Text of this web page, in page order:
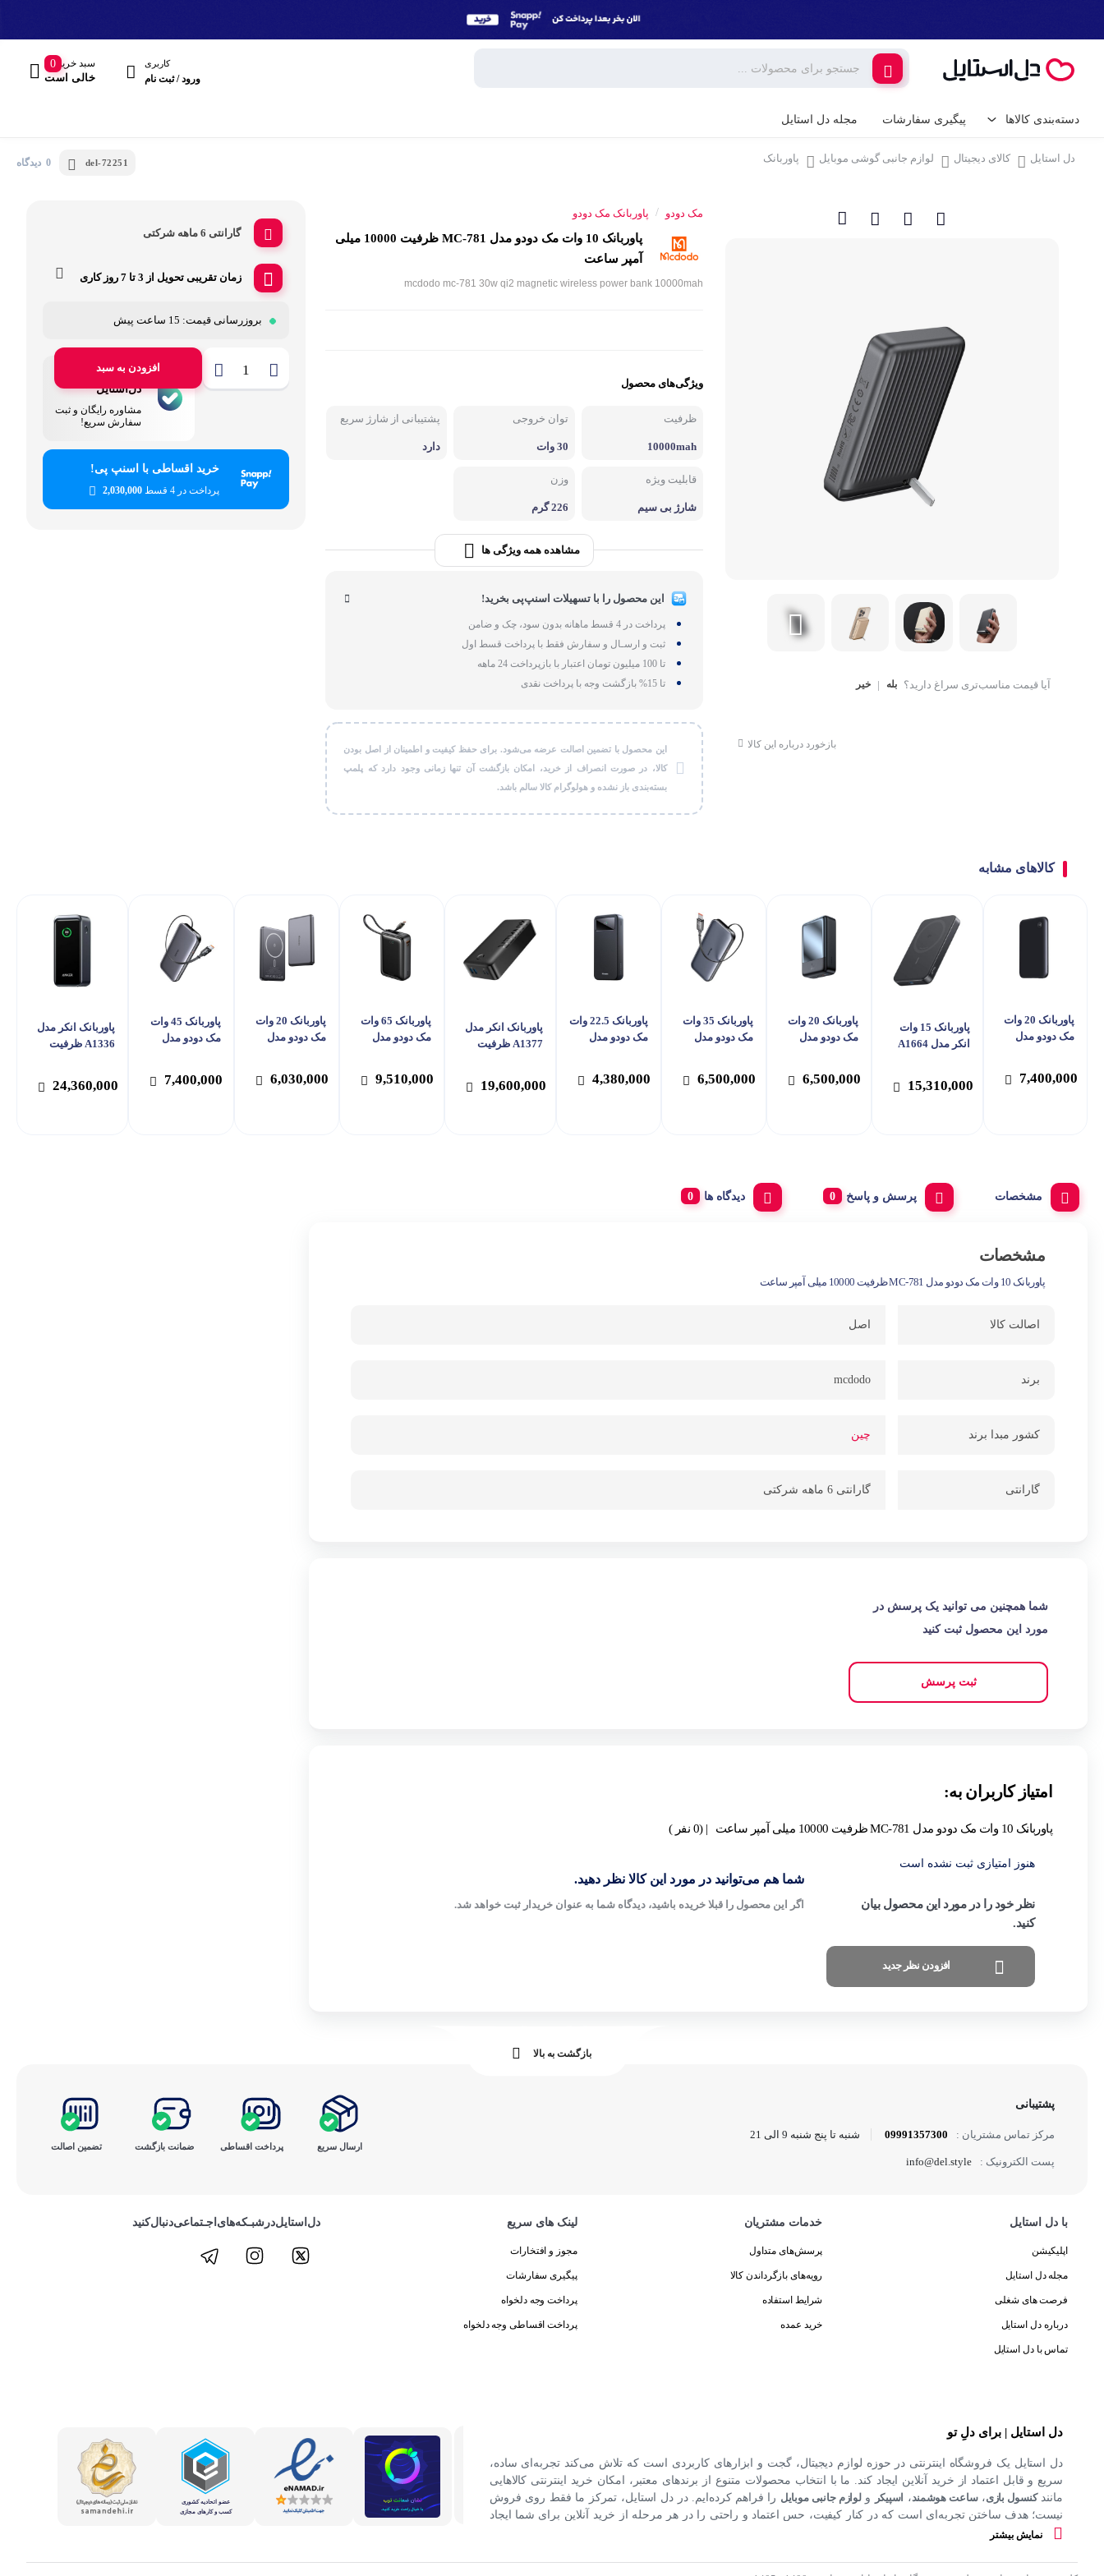
کاربری
ورود / ثبت نام
سبد خرید
خالی است
0
دسته‌بندی کالاها
کالای دیجیتال لوازم جانبی گوشی موبایل
هارد دیسک اکسترنال
گجت و ابزار کاربردی
ابزار آلات و تجهیزات
کتاب، لوازم تحریر و هنر
پیگیری سفارشات مجله دل استایل
دل استایل کالای دیجیتال لوازم جانبی گوشی موبایل پاوربانک del-72251 0 دیدگاه
آیا قیمت مناسب‌تری سراغ دارید؟ بله | خیر
بازخورد درباره این کالا
مک دودو / پاوربانک مک دودو
پاوربانک 10 وات مک دودو مدل MC-781 ظرفیت 10000 میلی
آمپر ساعت
mcdodo mc-781 30w qi2 magnetic wireless power bank 10000mah
ویژگی‌های محصول
ظرفیت
10000mah
توان خروجی
30 وات
پشتیبانی از شارژ سریع
دارد
قابلیت ویژه
شارژ بی سیم
وزن
226 گرم
مشاهده همه ویژگی ها
این محصول را با تسهیلات اسنپ‌پی بخرید!
پرداخت در 4 قسط ماهانه بدون سود، چک و ضامن
ثبت و ارسـال و سفارش فقط با پرداخت قسط اول
تا 100 میلیون تومان اعتبار با بازپرداخت 24 ماهه
تا 15% بازگشت وجه با پرداخت نقدی
این محصول با تضمین اصالت عرضه می‌شود. برای حفظ کیفیت و اطمینان از اصل بودن
کالا، در صورت انصراف از خرید، امکان بازگشت آن تنها زمانی وجود دارد که پلمپ
بسته‌بندی باز نشده و هولوگرام کالا سالم باشد.
گارانتی 6 ماهه شرکتی
زمان تقریبی تحویل از 3 تا 7 روز کاری
بروزرسانی قیمت: 15 ساعت پیش
افزودن به سبد
پشتیبانی
دل‌استایل
مشاوره رایگان و ثبت
سفارش سریع!
خرید اقساطی با اسنپ پی!
پرداخت در 4 قسط 2,030,000
کالاهای مشابه
پاوربانک 20 وات
مک دودو مدل
ساعت
7,400,000
پاوربانک 15 وات
انکر مدل A1664
15,310,000
پاوربانک 20 وات
مک دودو مدل
ساعت
6,500,000
پاوربانک 35 وات
مک دودو مدل
ساعت
6,500,000
پاوربانک 22.5 وات
مک دودو مدل
ساعت
4,380,000
پاوربانک انکر مدل
A1377 ظرفیت
19,600,000
پاوربانک 65 وات
مک دودو مدل
ساعت
9,510,000
پاوربانک 20 وات
مک دودو مدل
ساعت
6,030,000
پاوربانک 45 وات
مک دودو مدل
ساعت
7,400,000
پاوربانک انکر مدل
A1336 ظرفیت
24,360,000
مشخصات پرسش و پاسخ دیدگاه ها
مشخصات
پاوربانک 10 وات مک دودو مدل MC-781 ظرفیت 10000 میلی آمپر ساعت
اصالت کالا اصل
برند mcdodo
کشور مبدا برند چین
گارانتی گارانتی 6 ماهه شرکتی
شما همچنین می توانید یک پرسش در
مورد این محصول ثبت کنید
ثبت پرسش
امتیاز کاربران به:
پاوربانک 10 وات مک دودو مدل MC-781 ظرفیت 10000 میلی آمپر ساعت | (0 نفر )
هنوز امتیازی ثبت نشده است
نظر خود را در مورد این محصول بیان
کنید.
افزودن نظر جدید
شما هم می‌توانید در مورد این کالا نظر دهید.
اگر این محصول را قبلا خریده باشید، دیدگاه شما به عنوان خریدار ثبت خواهد شد.
بازگشت به بالا
پشتیبانی
مرکز تماس مشتریان : 09991357300 شنبه تا پنج شنبه 9 الی 21
پست الکترونیک : info@del.style
ارسال سریع پرداخت ‌اقساطی ضمانت بازگشت تضمین اصالت
با دل استایل
اپلیکیشن
مجله دل استایل
فرصت های شغلی
درباره دل استایل
تماس با دل استایل
خدمات مشتریان
پرسش‌های متداول
رویه‌های بازگرداندن کالا
شرایط استفاده
خرید عمده
لینک های سریع
مجوز و افتخارات
پیگیری سفارشات
پرداخت وجه دلخواه
پرداخت اقساطی وجه دلخواه
دل‌استایل‌در‌‌شبـکه‌های‌اجـتماعی‌دنبال‌کنید
دل استایل | برای دلِ تو
دل استایل یک فروشگاه اینترنتی در حوزه لوازم دیجیتال، گجت و ابزارهای کاربردی است که تلاش می‌کند تجربه‌ای ساده،
سریع و قابل اعتماد از خرید آنلاین ایجاد کند. ما با انتخاب محصولات متنوع از برندهای معتبر، امکان خرید اینترنتی کالاهایی
مانندکنسول بازی،ساعت هوشمند، اسپیکر ولوازم جانبی موبایل را فراهم کرده‌ایم. در دل استایل، تمرکز ما فقط روی فروش
نیست؛ هدف ساختن تجربه‌ای است که در کنار کیفیت، حس اعتماد و راحتی را در هر مرحله از خرید آنلاین برای شما ایجاد
کند.
نمایش بیشتر